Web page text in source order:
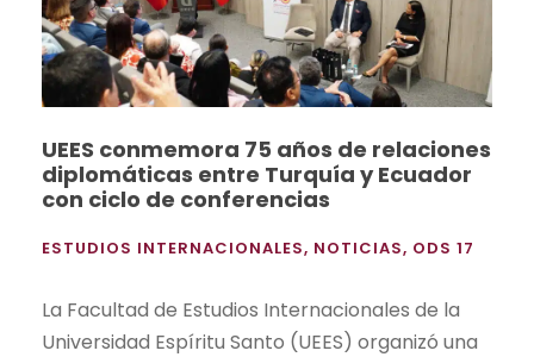
UEES conmemora 75 años de relaciones
diplomáticas entre Turquía y Ecuador
con ciclo de conferencias
ESTUDIOS INTERNACIONALES, NOTICIAS, ODS 17
La Facultad de Estudios Internacionales de la
Universidad Espíritu Santo (UEES) organizó una